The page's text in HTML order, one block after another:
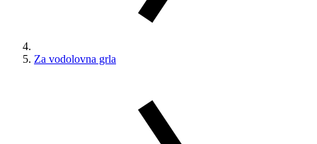
Za vodolovna grla